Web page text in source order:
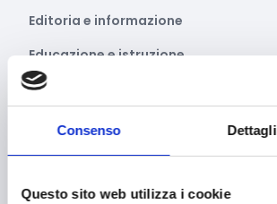
Consenso Dettagli
Questo sito web utilizza i cookie
Editoria e informazione
Educazione e istruzione
Emittenti radiofoniche
Energie Rinnovabili
Farmaceutico
Farmacia e/o chimica